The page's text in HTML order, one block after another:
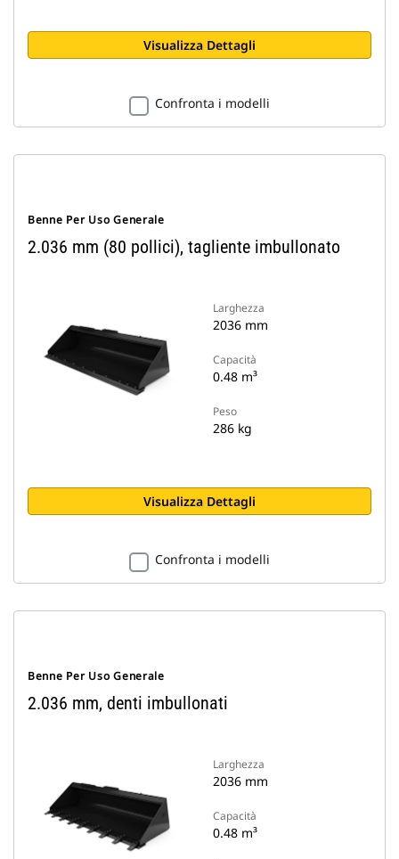
Visualizza Dettagli
Confronta i modelli
Benne Per Uso Generale
2.036 mm (80 pollici), tagliente imbullonato
Larghezza
2036 mm
Capacità
0.48 m³
Peso
286 kg
Visualizza Dettagli
Confronta i modelli
Benne Per Uso Generale
2.036 mm, denti imbullonati
Larghezza
2036 mm
Capacità
0.48 m³